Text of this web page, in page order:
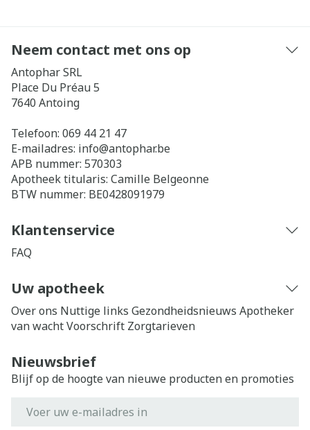
Neem contact met ons op
Antophar SRL
Place Du Préau 5
7640 Antoing
Telefoon: 069 44 21 47
E-mailadres: info@antophar.be
APB nummer: 570303
Apotheek titularis: Camille Belgeonne
BTW nummer: BE0428091979
Klantenservice
FAQ
Uw apotheek
Over ons Nuttige links Gezondheidsnieuws Apotheker
van wachtVoorschrift Zorgtarieven
Nieuwsbrief
Blijf op de hoogte van nieuwe producten en promoties